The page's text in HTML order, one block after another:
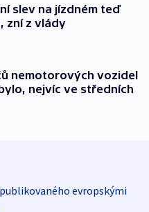
slev na jízdném teď
zní z vlády
nemotorových vozidel
nejvíc ve středních
evropskými